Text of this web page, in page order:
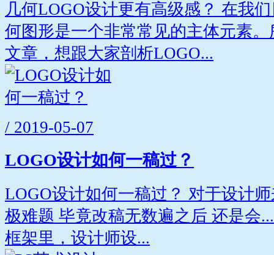
几何LOGO设计更有高级感？ 在我
何图形是一个非常常见的主体元素
文章，想跟大家剖析LOGO...
/ 2019-05-07
LOGO设计如何一稿过？
LOGO设计如何一稿过？ 对于设计
极难题 毕竟改稿无数遍之后 还是会
框架里，设计师设...